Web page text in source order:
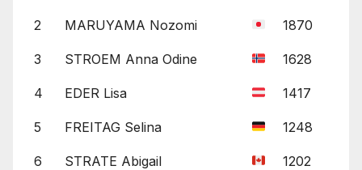
2 MARUYAMA Nozomi 1870
3 STROEM Anna Odine 1628
4 EDER Lisa 1417
5 FREITAG Selina 1248
6 STRATE Abigail 1202